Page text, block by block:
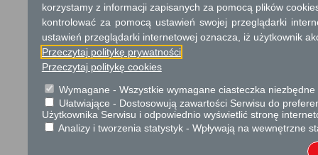
Ustawa z dnia 23
Ustawa z dnia 21
W związku z realizacją
ochrony osób fizycznych w
uchylenia dyrektywy 95/46/WE
„RODO”, informujemy o
związanych.
Poniższe zasady stosuje się
korzystamy z informacji zapisanych za pomocą plików
kontrolować za pomocą ustawień swojej przeglądarki
ustawień przeglądarki internetowej oznacza, iż użytkownik
Przeczytaj politykę prywatności
Przeczytaj politykę cookies
Wymagane - Wszystkie wymagane ciasteczka
Ułatwiające - Dostosowują zawartości Serwisu do
Użytkownika Serwisu i odpowiednio wyświetlić stronę
Analizy i tworzenia statystyk - Wpływają na wewnętrzne